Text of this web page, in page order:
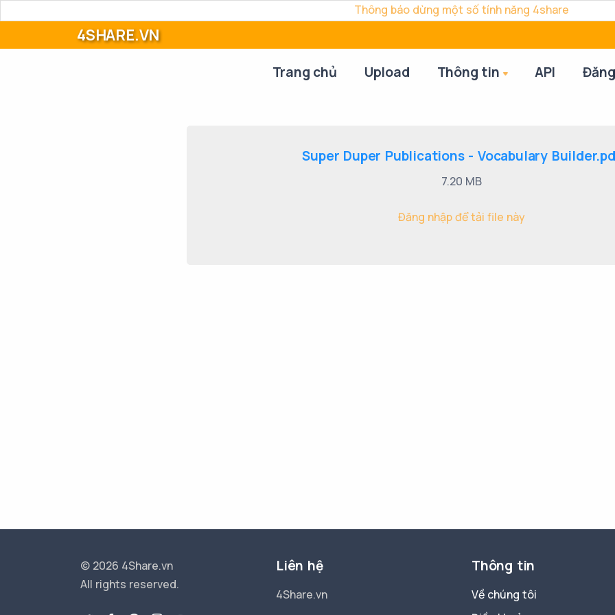
Thông báo dừng một số tính năng 4share
4SHARE.VN
Trang chủ Upload Thông tin API
Super Duper Publications - Vocabulary
7.20 MB
Đăng nhập để tải file này
© 2026 4Share.vn
All rights reserved.
Liên hệ
4Share.vn
Thông tin
Về chúng tôi